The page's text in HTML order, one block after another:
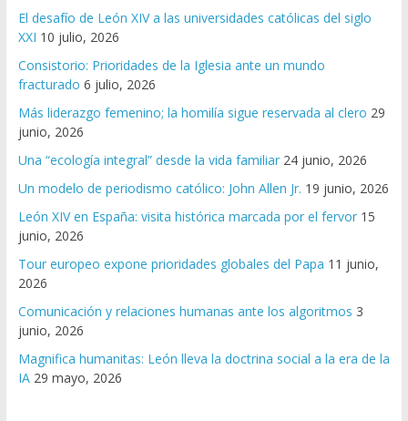
El desafío de León XIV a las universidades católicas del siglo
XXI 10 julio, 2026
Consistorio: Prioridades de la Iglesia ante un mundo
fracturado 6 julio, 2026
Más liderazgo femenino; la homilía sigue reservada al clero 29
junio, 2026
Una “ecología integral” desde la vida familiar 24 junio, 2026
Un modelo de periodismo católico: John Allen Jr. 19 junio, 2026
León XIV en España: visita histórica marcada por el fervor 15
junio, 2026
Tour europeo expone prioridades globales del Papa 11 junio,
2026
Comunicación y relaciones humanas ante los algoritmos 3
junio, 2026
Magnifica humanitas: León lleva la doctrina social a la era de la
IA 29 mayo, 2026